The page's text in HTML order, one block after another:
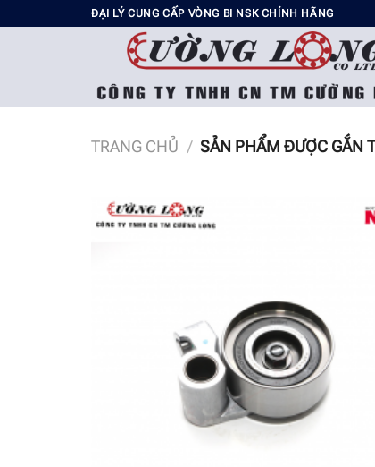
đến
ĐẠI LÝ CUNG CẤP VÒNG BI NSK CHÍNH HÃNG
TRANG CHỦ / SẢN PHẨM ĐƯỢC GẮN